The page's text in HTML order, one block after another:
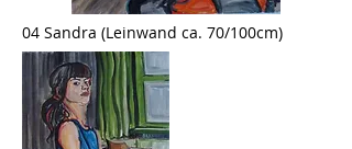
04 Sandra (Leinwand ca. 70/100cm)